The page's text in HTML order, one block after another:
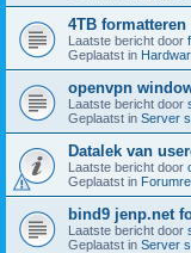
4TB formatteren
Laatste bericht door
Geplaatst in
openvpn
Laatste bericht door
Geplaatst in Server
Datalek van
Laatste bericht door
Geplaatst in
bind9 jenp.net
Laatste bericht door
Geplaatst in Server